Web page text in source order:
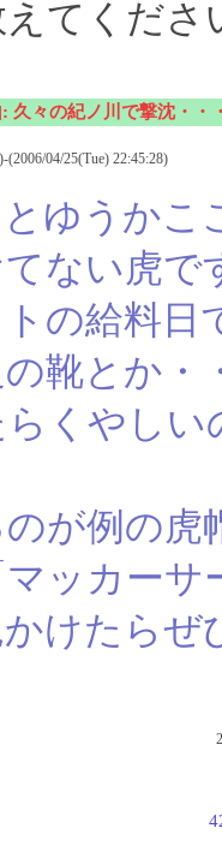
てくださ
久々の紀ノ川で撃沈・・
04/25(Tue) 22:45:28)
ゆうかこ
ない虎で
の給料日
靴とか・
くやしい
が例の虎
ッカー
けたらぜ